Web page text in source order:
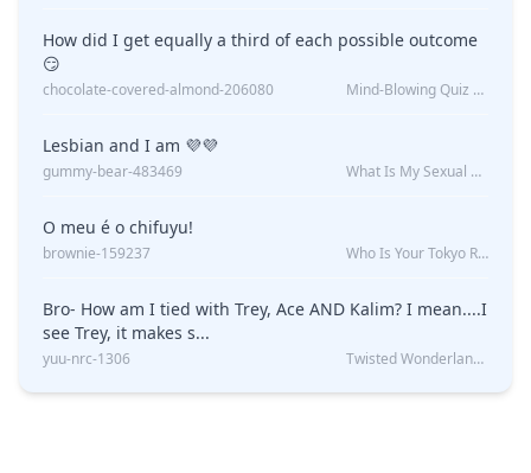
How did I get equally a third of each possible outcome
😏
chocolate-covered-almond-206080 Mind-Blowing Quiz Reveals: Will I Be Alone Forever?
Lesbian and I am 💜💜
gummy-bear-483469 What Is My Sexual Orientation: Uncovered
O meu é o chifuyu!
brownie-159237 Who Is Your Tokyo Revengers Boyfriend?
Bro- How am I tied with Trey, Ace AND Kalim? I mean....I
see Trey, it makes s...
yuu-nrc-1306 Twisted Wonderland Kin Quiz